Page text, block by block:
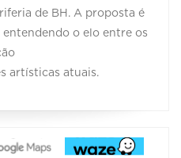
de BH. A proposta é
entendendo o elo entre os
artísticas atuais.